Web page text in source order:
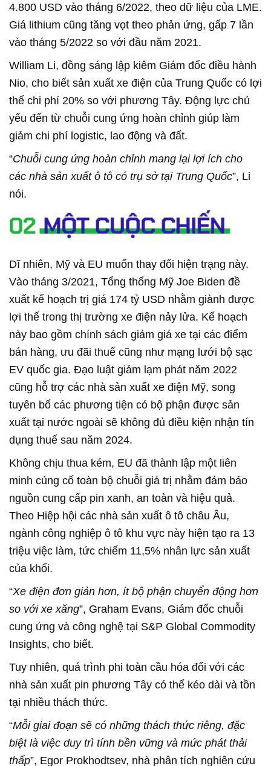
4.800 USD vào tháng 6/2022, theo dữ liệu của LME.
Giá lithium cũng tăng vọt theo phản ứng, gấp 7 lần
vào tháng 5/2022 so với đầu năm 2021.
William Li, đồng sáng lập kiêm Giám đốc điều hành
Nio, cho biết sản xuất xe điện của Trung Quốc có lợi
thế chi phí 20% so với phương Tây. Động lực chủ
yếu đến từ chuỗi cung ứng hoàn chỉnh giúp làm
giảm chi phí logistic, lao động và đất.
“Chuỗi cung ứng hoàn chỉnh mang lại lợi ích cho
các nhà sản xuất ô tô có trụ sở tại Trung Quốc”, Li
nói.
Dĩ nhiên, Mỹ và EU muốn thay đổi hiện trạng này.
Vào tháng 3/2021, Tổng thống Mỹ Joe Biden đề
xuất kế hoạch trị giá 174 tỷ USD nhằm giành được
lợi thế trong thị trường xe điện nảy lửa. Kế hoạch
này bao gồm chính sách giảm giá xe tại các điểm
bán hàng, ưu đãi thuế cũng như mạng lưới bộ sạc
EV quốc gia. Đạo luật giảm lạm phát năm 2022
cũng hỗ trợ các nhà sản xuất xe điện Mỹ, song
tuyên bố các phương tiện có bộ phận được sản
xuất tại nước ngoài sẽ không đủ điều kiện nhận tín
dụng thuế sau năm 2024.
Không chịu thua kém, EU đã thành lập một liên
minh củng cố toàn bộ chuỗi giá trị nhằm đảm bảo
nguồn cung cấp pin xanh, an toàn và hiệu quả.
Theo Hiệp hội các nhà sản xuất ô tô châu Âu,
ngành công nghiệp ô tô khu vực này hiện tạo ra 13
triệu việc làm, tức chiếm 11,5% nhân lực sản xuất
của khối.
“Xe điện đơn giản hơn, ít bộ phận chuyển động hơn
so với xe xăng”, Graham Evans, Giám đốc chuỗi
cung ứng và công nghệ tại S&P Global Commodity
Insights, cho biết.
Tuy nhiên, quá trình phi toàn cầu hóa đối với các
nhà sản xuất pin phương Tây có thể kéo dài và tồn
tại nhiều thách thức.
“Mỗi giai đoạn sẽ có những thách thức riêng, đặc
biệt là việc duy trì tính bền vững và mức phát thải
thấp”, Egor Prokhodtsev, nhà phân tích nghiên cứu